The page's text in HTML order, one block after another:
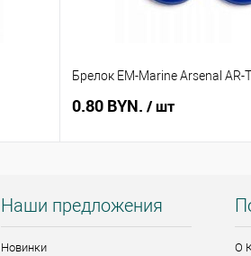
Брелок EM-Marine Arsenal AR-
0.80 BYN. / шт
Наши предложения
Новинки О